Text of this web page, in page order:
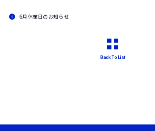
6月休業日のお知らせ
Back To List